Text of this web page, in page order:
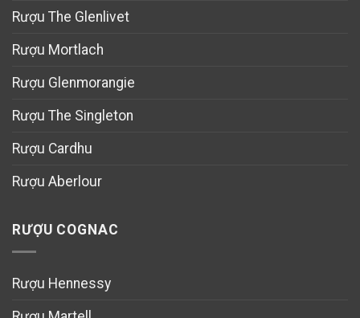
Rượu The Glenlivet
Rượu Mortlach
Rượu Glenmorangie
Rượu The Singleton
Rượu Cardhu
Rượu Aberlour
RƯỢU COGNAC
Rượu Hennessy